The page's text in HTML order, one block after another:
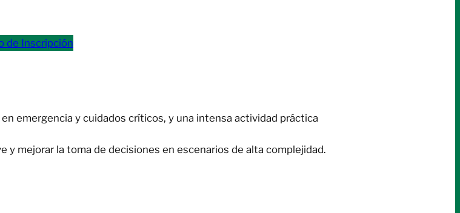
de Inscripción
emergencia y cuidados críticos, y una intensa actividad práctica
mejorar la toma de decisiones en escenarios de alta complejidad.